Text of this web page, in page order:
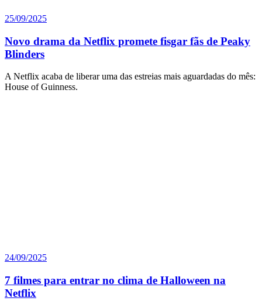
25/09/2025
Novo drama da Netflix promete fisgar fãs de Peaky
Blinders
A Netflix acaba de liberar uma das estreias mais aguardadas do mês:
House of Guinness.
24/09/2025
7 filmes para entrar no clima de Halloween na
Netflix